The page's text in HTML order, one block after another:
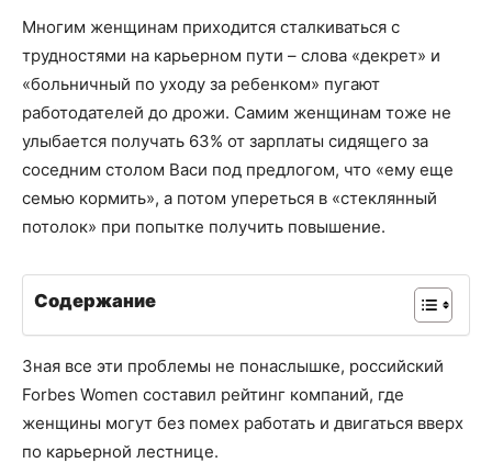
Многим женщинам приходится сталкиваться с
трудностями на карьерном пути – слова «декрет» и
«больничный по уходу за ребенком» пугают
работодателей до дрожи. Самим женщинам тоже не
улыбается получать 63% от зарплаты сидящего за
соседним столом Васи под предлогом, что «ему еще
семью кормить», а потом упереться в «стеклянный
потолок» при попытке получить повышение.
Содержание
Зная все эти проблемы не понаслышке, российский
Forbes Women составил рейтинг компаний, где
женщины могут без помех работать и двигаться вверх
по карьерной лестнице.